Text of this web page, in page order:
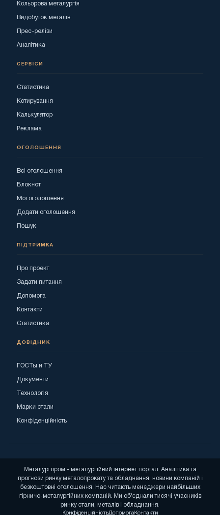
Кольорова металургія
Видобуток металів
Прес-релізи
Аналітика
СЕРВІСИ
Статистика
Котирування
Калькулятор
Реклама
ОГОЛОШЕННЯ
Всі оголошення
Блокнот
Мої оголошення
Додати оголошення
Пошук
ПІДТРИМКА
Про проект
Задати питання
Допомога
Контакти
Статистика
ДОВІДНИК
ГОСТы и ТУ
Документи
Технологія
Марки стали
Конфіденційність
Металургпром - металургійний інтернет портал. Аналітика та
прогнози ринку металопрокату та обладнання, новини компаній і
безкоштовні оголошення. Нас читають менеджери найбільших
гірничо-металургійних компаній. Ми об'єднали тисячі учасників
ринку стали, металів і обладнання.
КонфіденційністьДопомога Контакти